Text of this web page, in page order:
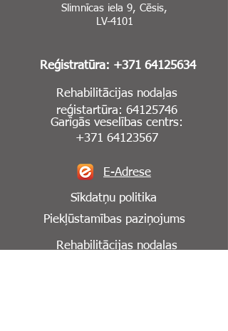
Slimnīcas iela 9, Cēsis,
LV-4101
Reģistratūra: +371 64125634
Rehabilitācijas nodaļas
reģistartūra: 64125746
Garīgās veselības centrs:
+371 64123567
E-Adrese
Sīkdatņu politika
Piekļūstamības paziņojums
Rehabilitācijas nodaļas